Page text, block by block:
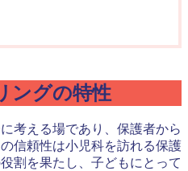
ングの特性
考える場であり、保護者から
信頼性は小児科を訪れる保護
割を果たし、子どもにとって